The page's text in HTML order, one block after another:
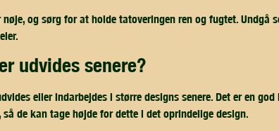
og sørg for at holde tatoveringen ren og fugtet. Undgå
udvides senere?
eller indarbejdes i større designs senere. Det er en
de kan tage højde for dette i det oprindelige design.